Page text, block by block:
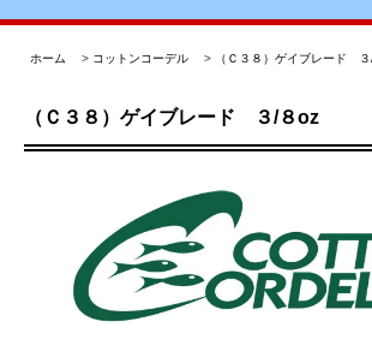
ホーム > コットンコーデル > （Ｃ３８）ゲイブレード
（Ｃ３８）ゲイブレード ３/８oz